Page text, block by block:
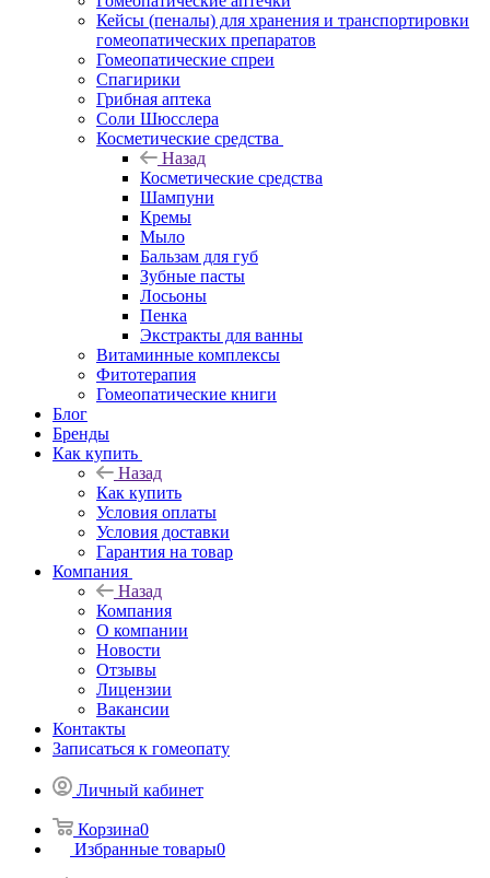
Кейсы (пеналы) для хранения и транспортировки
гомеопатических препаратов
Гомеопатические спреи
Спагирики
Грибная аптека
Соли Шюсслера
Косметические средства
Назад
Косметические средства
Шампуни
Кремы
Мыло
Бальзам для губ
Зубные пасты
Лосьоны
Пенка
Экстракты для ванны
Витаминные комплексы
Фитотерапия
Гомеопатические книги
Блог
Бренды
Как купить
Назад
Как купить
Условия оплаты
Условия доставки
Гарантия на товар
Компания
Назад
Компания
О компании
Новости
Отзывы
Лицензии
Вакансии
Контакты
Записаться к гомеопату
Личный кабинет
Корзина0
Избранные товары0